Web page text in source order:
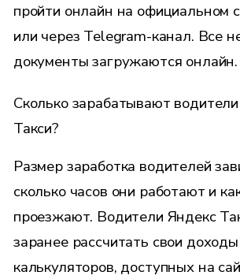
пройти онлайн на официальном
или через Telegram-канал. Все
документы загружаются онлайн.
Сколько зарабатывают
Такси?
Размер заработка водителей
сколько часов они работают и
проезжают. Водители Яндекс
заранее рассчитать свои
калькуляторов, доступных на